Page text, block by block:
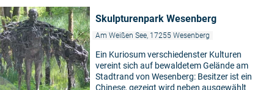
Skulpturenpark Wesenberg
Am Weißen See, 17255 Wesenberg
Ein Kuriosum verschiedenster Kulturen
vereint sich auf bewaldetem Gelände am
Stadtrand von Wesenberg: Besitzer ist ein
Chinese, gezeigt wird neben ausgewählt